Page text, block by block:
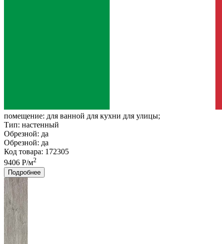
помещение: для ванной для кухни для улицы;
Тип: настенный
Обрезной: да
Обрезной: да
Код товара: 172305
9406 Р/м2
Подробнее